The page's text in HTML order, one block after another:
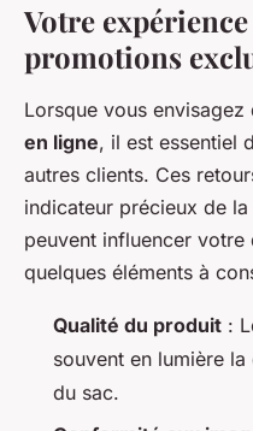
Votre
promotions
Lorsque vous envisagez
en ligne, il est essentiel
autres clients. Ces
indicateur précieux de
peuvent influencer
quelques éléments à
Qualité du produit :
souvent en lumière
du sac.